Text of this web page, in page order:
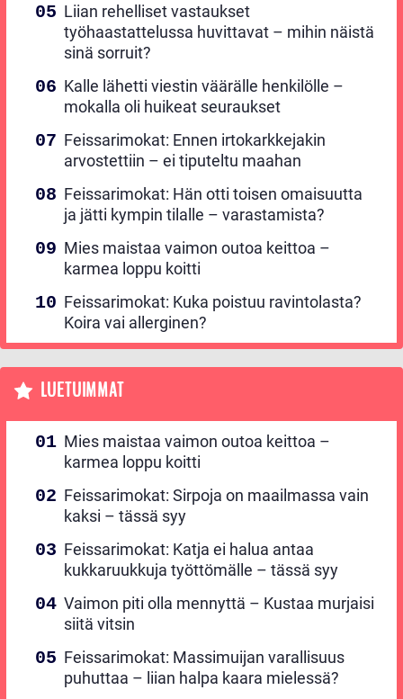
Liian rehelliset vastaukset
työhaastattelussa huvittavat – mihin näistä
sinä sorruit?
Kalle lähetti viestin väärälle henkilölle –
mokalla oli huikeat seuraukset
Feissarimokat: Ennen irtokarkkejakin
arvostettiin – ei tiputeltu maahan
Feissarimokat: Hän otti toisen omaisuutta
ja jätti kympin tilalle – varastamista?
Mies maistaa vaimon outoa keittoa –
karmea loppu koitti
Feissarimokat: Kuka poistuu ravintolasta?
Koira vai allerginen?
LUETUIMMAT
Mies maistaa vaimon outoa keittoa –
karmea loppu koitti
Feissarimokat: Sirpoja on maailmassa vain
kaksi – tässä syy
Feissarimokat: Katja ei halua antaa
kukkaruukkuja työttömälle – tässä syy
Vaimon piti olla mennyttä – Kustaa murjaisi
siitä vitsin
Feissarimokat: Massimuijan varallisuus
puhuttaa – liian halpa kaara mielessä?